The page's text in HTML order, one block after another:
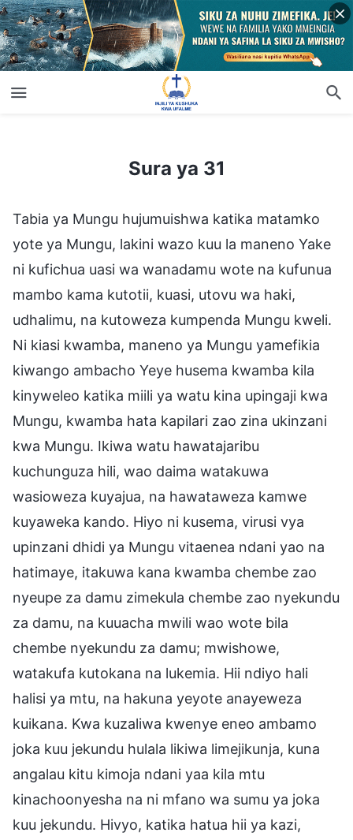
Sura ya 31
Tabia ya Mungu hujumuishwa katika matamko
yote ya Mungu, lakini wazo kuu la maneno Yake
ni kufichua uasi wa wanadamu wote na kufunua
mambo kama kutotii, kuasi, utovu wa haki,
udhalimu, na kutoweza kumpenda Mungu kweli.
Ni kiasi kwamba, maneno ya Mungu yamefikia
kiwango ambacho Yeye husema kwamba kila
kinyweleo katika miili ya watu kina upingaji kwa
Mungu, kwamba hata kapilari zao zina ukinzani
kwa Mungu. Ikiwa watu hawatajaribu
kuchunguza hili, wao daima watakuwa
wasioweza kuyajua, na hawataweza kamwe
kuyaweka kando. Hiyo ni kusema, virusi vya
upinzani dhidi ya Mungu vitaenea ndani yao na
hatimaye, itakuwa kana kwamba chembe zao
nyeupe za damu zimekula chembe zao nyekundu
za damu, na kuuacha mwili wao wote bila
chembe nyekundu za damu; mwishowe,
watakufa kutokana na lukemia. Hii ndiyo hali
halisi ya mtu, na hakuna yeyote anayeweza
kuikana. Kwa kuzaliwa kwenye eneo ambamo
joka kuu jekundu hulala likiwa limejikunja, kuna
angalau kitu kimoja ndani yaa kila mtu
kinachoonyesha na ni mfano wa sumu ya joka
kuu jekundu. Hivyo, katika hatua hii ya kazi,